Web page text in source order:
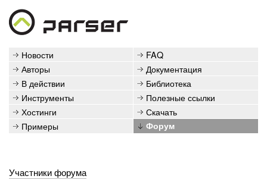
Новости
FAQ
Авторы
Документация
В действии
Библиотека
Инструменты
Полезные ссылки
Хостинги
Скачать
Примеры
Форум
Участники форума